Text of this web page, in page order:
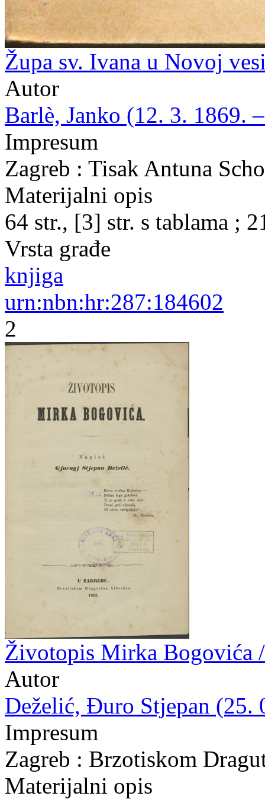
Župa sv. Ivana u Novoj
Autor
Barlè, Janko (12. 3. 1869.
Impresum
Zagreb : Tisak Antuna
Materijalni opis
64 str., [3] str. s tablama ;
Vrsta građe
knjiga
urn:nbn:hr:287:184602
2
Životopis Mirka Bogovića
Autor
Deželić, Đuro Stjepan (25.
Impresum
Zagreb : Brzotiskom
Materijalni opis